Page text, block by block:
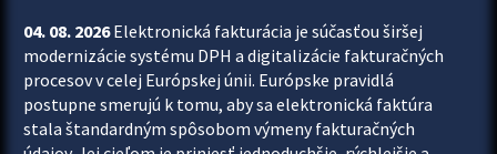
04. 08. 2026Elektronická fakturácia je súčasťou širšej
modernizácie systému DPH a digitalizácie fakturačných
procesov v celej Európskej únii. Európske pravidlá
postupne smerujú k tomu, aby sa elektronická faktúra
stala štandardným spôsobom výmeny fakturačných